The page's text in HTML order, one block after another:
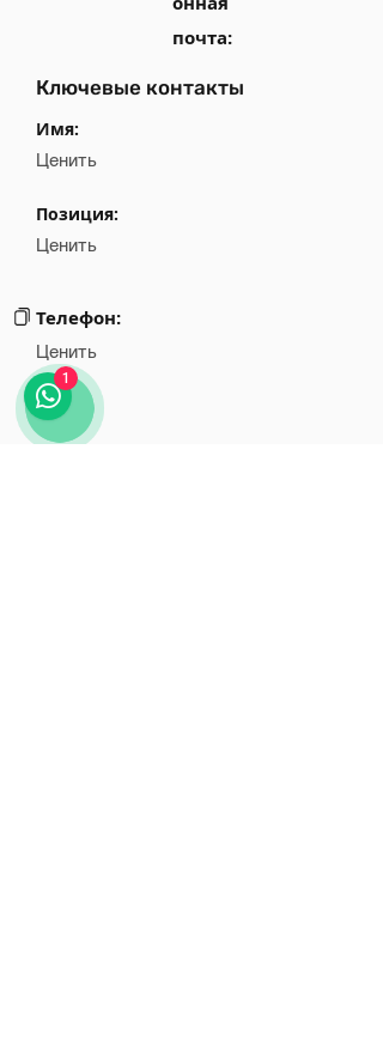
почта:
Ключевые контакты
Имя:
Ценить
Позиция:
Ценить
Телефон:
Ценить
1